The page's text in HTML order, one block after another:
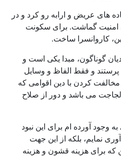
های عریض و ارابه رو کرد و در
امنیت گماشت. برای سکونت
کاروانسرا ساخت.
گوناگون، مبدا یکی است و
پرستند و فقط الفاظ و وسایل
کردن با دین اقوامی که
می باشد و دور از صلاح
وجود آورده ام برای این نبود
نمایم، بلکه از این جهت
که برای هزینه قشون و هزینه